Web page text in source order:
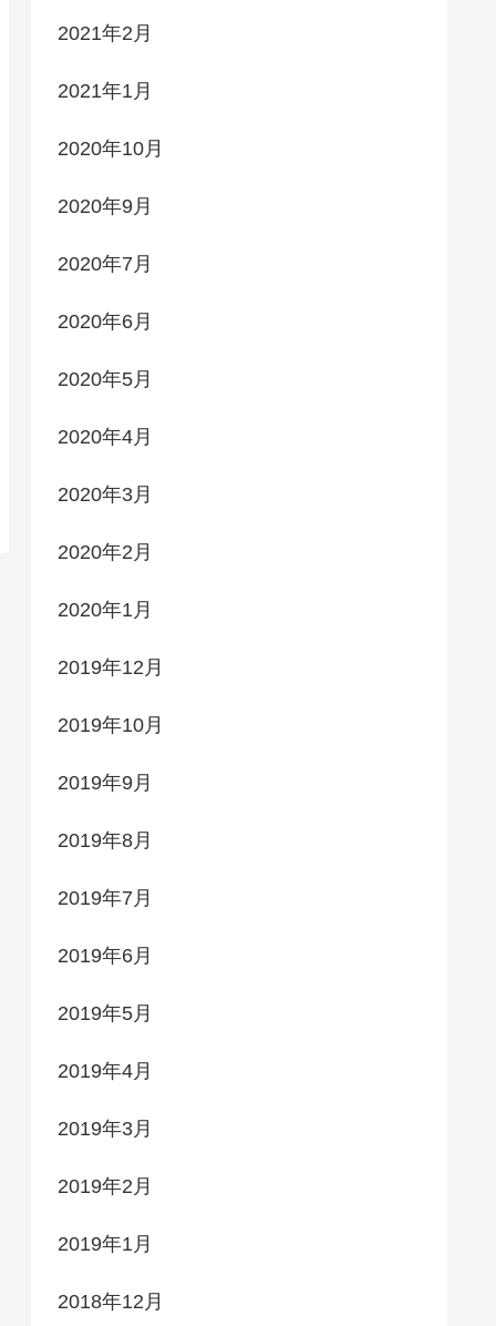
2021年2月
2021年1月
2020年10月
2020年9月
2020年7月
2020年6月
2020年5月
2020年4月
2020年3月
2020年2月
2020年1月
2019年12月
2019年10月
2019年9月
2019年8月
2019年7月
2019年6月
2019年5月
2019年4月
2019年3月
2019年2月
2019年1月
2018年12月